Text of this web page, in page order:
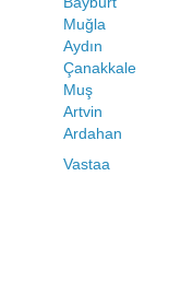
Muğla
Aydın
Çanakkale
Muş
Artvin
Ardahan
Vastaa